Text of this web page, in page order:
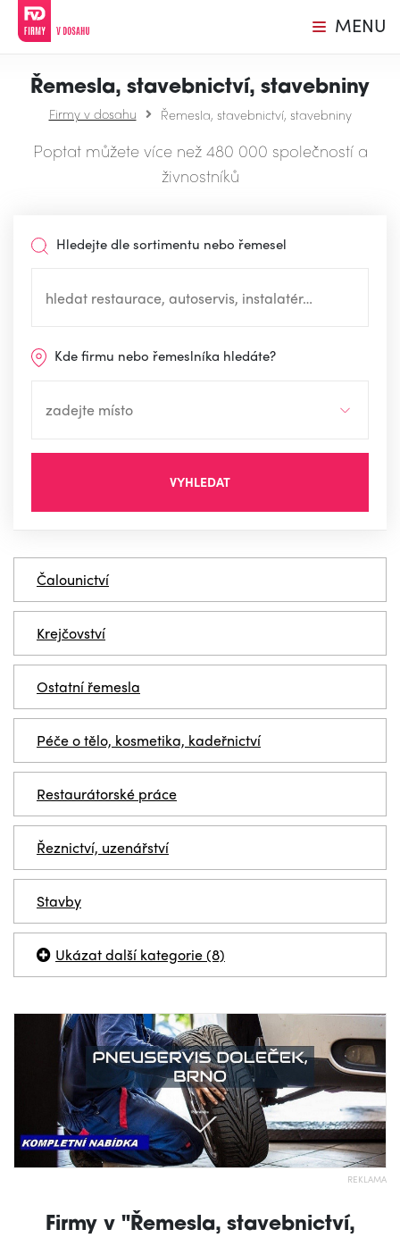
MENU
Řemesla, stavebnictví, stavebniny
Firmy v dosahu Řemesla, stavebnictví, stavebniny
Poptat můžete více než 480 000 společností a
živnostníků
Hledejte dle sortimentu nebo řemesel
Kde firmu nebo řemeslníka hledáte?
VYHLEDAT
Čalounictví
Krejčovství
Ostatní řemesla
Péče o tělo, kosmetika, kadeřnictví
Restaurátorské práce
Řeznictví, uzenářství
Stavby
Ukázat další kategorie (8)
REKLAMA
Firmy v "Řemesla, stavebnictví,